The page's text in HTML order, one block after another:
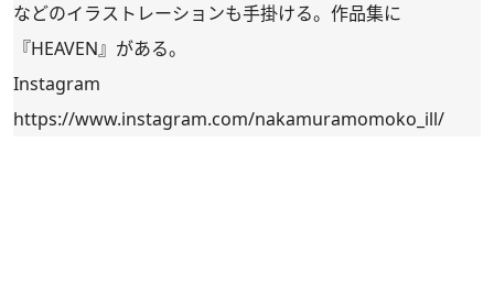
などのイラストレーションも手掛ける。作品集に
『HEAVEN』がある。
Instagram
https://www.instagram.com/nakamuramomoko_ill/